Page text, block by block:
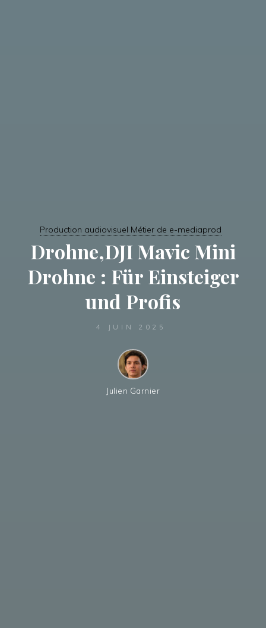
Production audiovisuel Métier de e-mediaprod
Drohne,DJI Mavic Mini
Drohne : Für Einsteiger
und Profis
4 JUIN 2025
Julien Garnier